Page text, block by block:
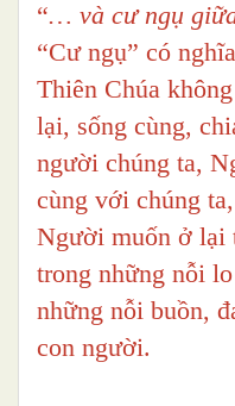
“… và cư ngụ
“Cư ngụ” có
Thiên Chúa
lại, sống cùng,
người chúng ta,
cùng với chúng
Người muốn ở lại
trong những nỗi
những nỗi buồn,
con người.